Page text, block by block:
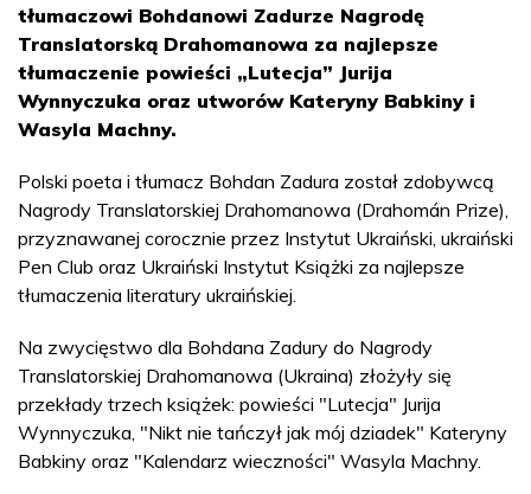
tłumaczowi Bohdanowi Zadurze Nagrodę
Translatorską Drahomanowa za najlepsze
tłumaczenie powieści „Lutecja” Jurija
Wynnyczuka oraz utworów Kateryny Babkiny i
Wasyla Machny.
Polski poeta i tłumacz Bohdan Zadura został zdobywcą
Nagrody Translatorskiej Drahomanowa (Drahomán Prize),
przyznawanej corocznie przez Instytut Ukraiński, ukraiński
Pen Club oraz Ukraiński Instytut Książki za najlepsze
tłumaczenia literatury ukraińskiej.
Na zwycięstwo dla Bohdana Zadury do Nagrody
Translatorskiej Drahomanowa (Ukraina) złożyły się
przekłady trzech książek: powieści "Lutecja" Jurija
Wynnyczuka, "Nikt nie tańczył jak mój dziadek" Kateryny
Babkiny oraz "Kalendarz wieczności" Wasyla Machny.